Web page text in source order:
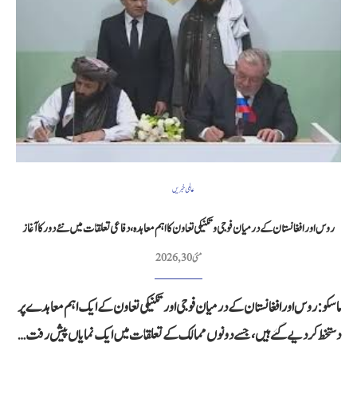
عالمی خبریں
روس اور افغانستان کے درمیان فوجی و تکنیکی تعاون کا اہم معاہدہ، دفاعی تعلقات میں نئے دور کا آغاز
مئی 30, 2026
ماسکو: روس اور افغانستان کے درمیان فوجی اور تکنیکی تعاون کے ایک اہم معاہدے پر
دستخط کر دیے گئے ہیں، جسے دونوں ممالک کے تعلقات میں ایک نمایاں پیش رفت…